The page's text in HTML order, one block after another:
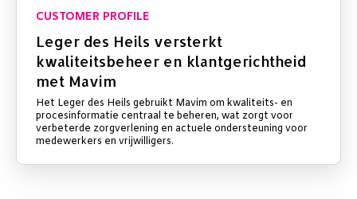
CUSTOMER PROFILE
Leger des Heils versterkt
kwaliteitsbeheer en klantgerichtheid
met Mavim
Het Leger des Heils gebruikt Mavim om kwaliteits- en
procesinformatie centraal te beheren, wat zorgt voor
verbeterde zorgverlening en actuele ondersteuning voor
medewerkers en vrijwilligers.